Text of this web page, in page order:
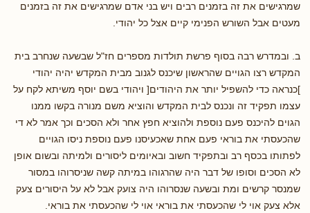
שמרגישים את זה בזמנים רבים ויש בני אדם שמרגישים את זה בזמנים
מעטים אבל השורש הפנימי קיים אצל כל יהודי.
ב. ובמדרש רבה בסוף פרשת תולדות מספרים חז"ל שבשעה שנחרב בית
המקדש רצו הגויים שהראשון שיכנס לגנוב מבית המקדש יהיה יהודי
]כנראה כדי להשפיל יותר את היהודים[ ויהודי בשם יוסף משיתא לקח על
עצמו תפקיד זה ונכנס לבית המקדש והוציא משם מנורה בקשו ממנו
הגוים להיכנס פעם נוספת ולהוציא חפץ אחר ולא הסכים וכך אמר לא די
שהכעסתי את בוראי פעם אחת שאכעיסנו פעם נוספת ניסו הגויים
לפתותו בכסף רב ובתפקיד חשוב ובאיומים ליסורים ולמיתה ובשום אופן
לא הסכים וסופו של דבר היה שהרגוהו במיתה קשה שניסרוהו במסור
שמנסר קרשים ומת ובשעה שנסרוהו היה צועק אבל לא על היסורים צעק
אלא צעק אוי לי שהכעסתי את בוראי אוי לי שהכעסתי את בוראי.